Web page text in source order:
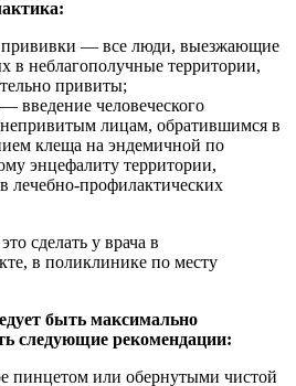
прививки — все люди, выезжающие
в неблагополучные территории,
привиты;
введение человеческого
лицам, обратившимся в
клеща на эндемичной по
энцефалиту территории,
лечебно-профилактических
сделать у врача в
в поликлинике по месту
быть максимально
следующие рекомендации:
пинцетом или обернутыми чистой